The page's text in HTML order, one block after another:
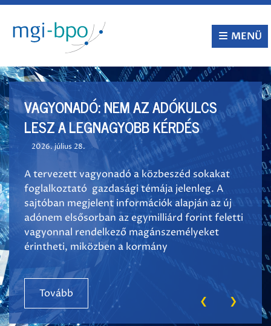
Tovább
tartalomra
MENÜ
VAGYONADÓ: NEM AZ ADÓKULCS
LESZ A LEGNAGYOBB KÉRDÉS
2026. július 28.
A tervezett vagyonadó a közbeszéd sokakat
foglalkoztató gazdasági témája jelenleg. A
sajtóban megjelent információk alapján az új
adónem elsősorban az egymilliárd forint feletti
vagyonnal rendelkező magánszemélyeket
érintheti, miközben a kormány
Tovább
❮ ❯